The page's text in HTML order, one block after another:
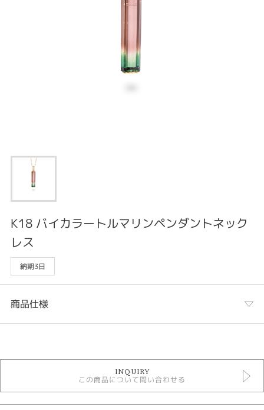
K18 バイカラートルマリンペンダントネック
レス
納期3日
商品仕様
2021年9月 色石ジュエリー
INQUIRY
この商品について問い合わせる